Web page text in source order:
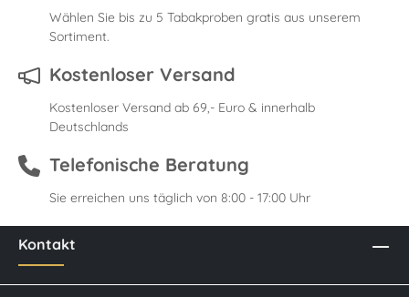
Wählen Sie bis zu 5 Tabakproben gratis aus unserem
Sortiment.
Kostenloser Versand
Kostenloser Versand ab 69,- Euro & innerhalb
Deutschlands
Telefonische Beratung
Sie erreichen uns täglich von 8:00 - 17:00 Uhr
Kontakt